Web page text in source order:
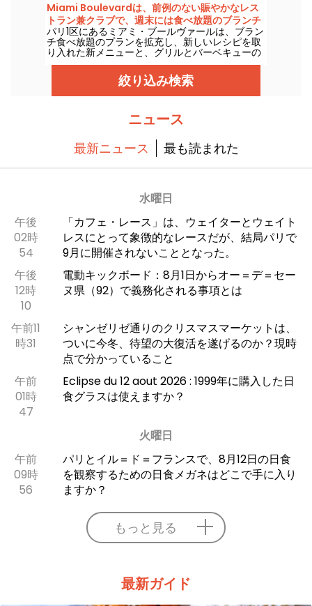
ランです。
Miami Boulevardは、前例のない賑やかなレス
トラン兼クラブで、週末には食べ放題のブランチ
を提供します。
パリ1区にあるミアミ・ブールヴァールは、ブラン
チ食べ放題のプランを拡充し、新しいレシピを取
り入れた新メニューと、グリルとバーベキューの
選択肢を大幅に拡充しました。とはいえ、食べ放
題・全込みのプランは大人1名あたり29€のまま、
土曜と日曜に提供されます。
絞り込み検索
ニュース
最新ニュース 最も読まれた
水曜日
午後
02時
54
「カフェ・レース」は、ウェイターとウェイト
レスにとって象徴的なレースだが、結局パリで
9月に開催されないこととなった。
午後
12時
10
電動キックボード：8月1日からオー＝デ＝セー
ヌ県（92）で義務化される事項とは
午前11
時31
シャンゼリゼ通りのクリスマスマーケットは、
ついに今冬、待望の大復活を遂げるのか？現時
点で分かっていること
午前
01時
47
Eclipse du 12 aout 2026 : 1999年に購入した日
食グラスは使えますか？
火曜日
午前
09時
56
パリとイル＝ド＝フランスで、8月12日の日食
を観察するための日食メガネはどこで手に入り
ますか？
もっと見る
最新ガイド